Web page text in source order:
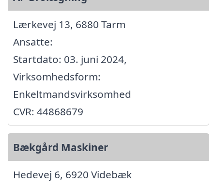
Lærkevej 13, 6880 Tarm
Ansatte:
Startdato: 03. juni 2024,
Virksomhedsform:
Enkeltmandsvirksomhed
CVR: 44868679
Bækgård Maskiner
Hedevej 6, 6920 Videbæk